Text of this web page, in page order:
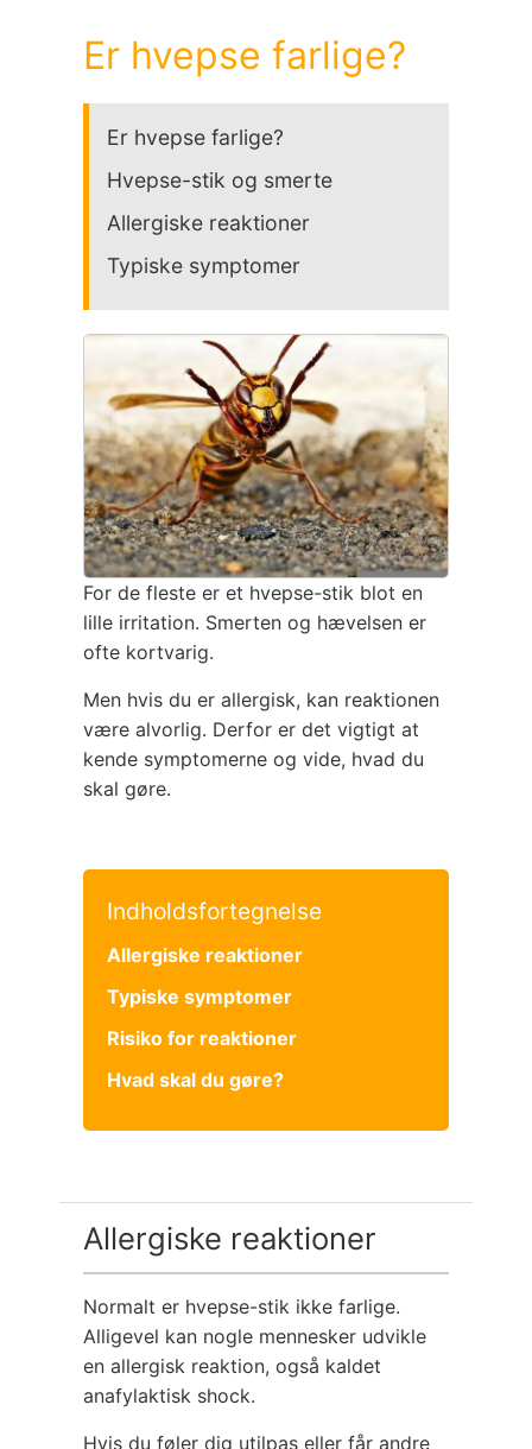
Er hvepse farlige?
Er hvepse farlige?
Hvepse-stik og smerte
Allergiske reaktioner
Typiske symptomer
For de fleste er et hvepse-stik blot en
lille irritation. Smerten og hævelsen er
ofte kortvarig.
Men hvis du er allergisk, kan reaktionen
være alvorlig. Derfor er det vigtigt at
kende symptomerne og vide, hvad du
skal gøre.
Indholdsfortegnelse
Allergiske reaktioner
Typiske symptomer
Risiko for reaktioner
Hvad skal du gøre?
Allergiske reaktioner
Normalt er hvepse-stik ikke farlige.
Alligevel kan nogle mennesker udvikle
en allergisk reaktion, også kaldet
anafylaktisk shock.
Hvis du føler dig utilpas eller får andre